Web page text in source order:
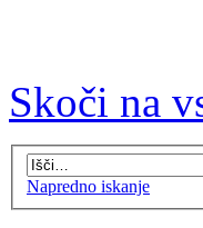
Skoči na
Napredno iskanje